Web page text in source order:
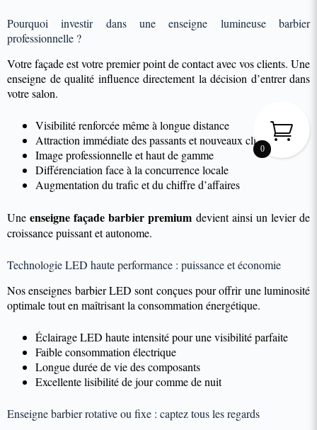
Pourquoi investir dans une enseigne lumineuse barbier
professionnelle ?
Votre façade est votre premier point de contact avec vos clients. Une
enseigne de qualité influence directement la décision d’entrer dans
votre salon.
Visibilité renforcée même à longue distance
Attraction immédiate des passants et nouveaux clients
Image professionnelle et haut de gamme
Différenciation face à la concurrence locale
Augmentation du trafic et du chiffre d’affaires
Uneenseigne façade barbier premium devient ainsi un levier de
croissance puissant et autonome.
Technologie LED haute performance : puissance et économie
Nos enseignes barbier LED sont conçues pour offrir une luminosité
optimale tout en maîtrisant la consommation énergétique.
Éclairage LED haute intensité pour une visibilité parfaite
Faible consommation électrique
Longue durée de vie des composants
Excellente lisibilité de jour comme de nuit
Enseigne barbier rotative ou fixe : captez tous les regards
0